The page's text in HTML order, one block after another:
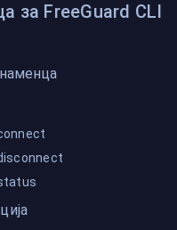
за FreeGuard CLI